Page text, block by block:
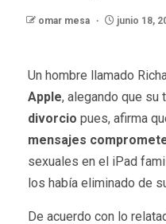
omar mesa junio 18,
Un hombre llamado
Apple, alegando que su
divorcio pues, afirma
mensajes
sexuales en el iPad
los había eliminado de
De acuerdo con lo